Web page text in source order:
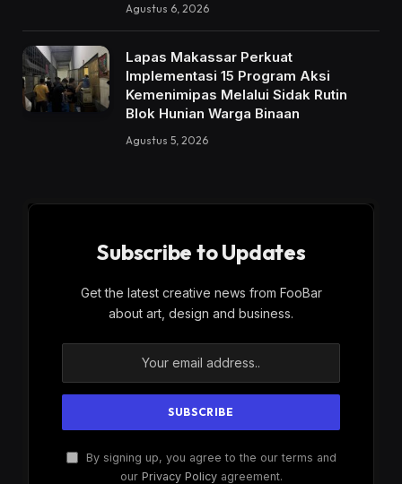
Agustus 6, 2026
Lapas Makassar Perkuat
Implementasi 15 Program Aksi
Kemenimipas Melalui Sidak Rutin
Blok Hunian Warga Binaan
Agustus 5, 2026
Subscribe to Updates
Get the latest creative news from FooBar
about art, design and business.
By signing up, you agree to the our terms and
our Privacy Policyagreement.